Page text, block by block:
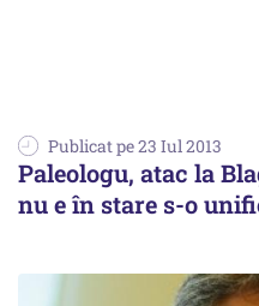
Publicat pe 23 Iul 2013
Paleologu, atac la
nu e în stare s-o